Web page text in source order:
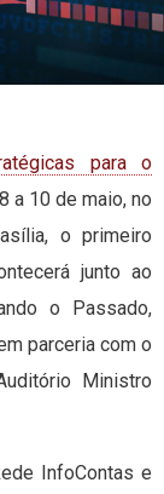
para o
a 10 de maio, no
o primeiro
junto ao
o Passado,
parceria com o
Ministro
InfoContas e